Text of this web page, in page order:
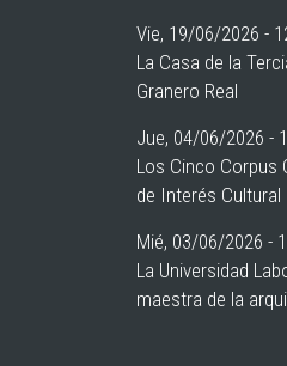
Vie, 19/06/2026 -
La Casa de la
Granero Real
Jue, 04/06/2026 -
Los Cinco Corpus
de Interés
Mié, 03/06/2026 -
La Universidad
maestra de la